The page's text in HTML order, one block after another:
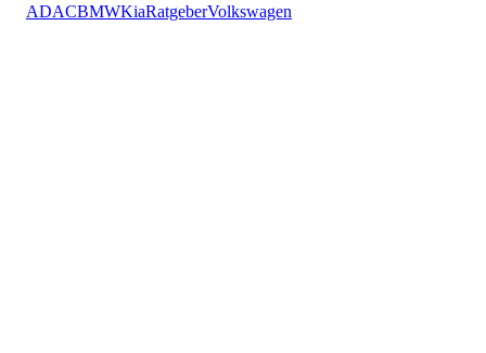
ADACBMWKiaRatgeberVolkswagen